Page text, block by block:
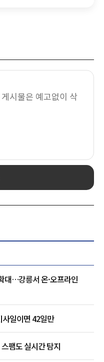
대…강릉서 온·오프라인
일이면 42일만
팸도 실시간 탐지